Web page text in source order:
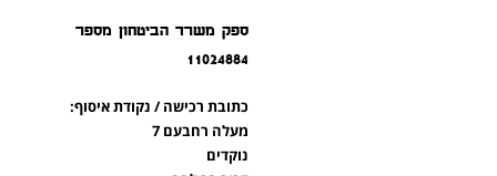
ספק משרד הביטחון מספר
11024884
כתובת רכישה / נקודת איסוף:
מעלה רחבעם 7
נוקדים